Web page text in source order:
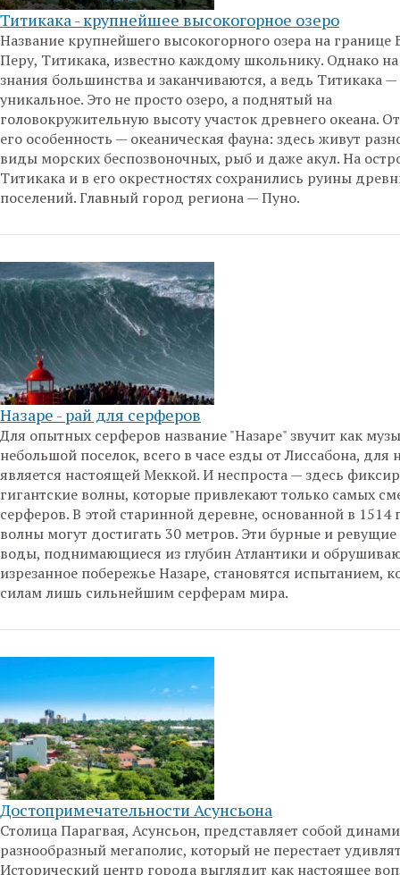
Титикака - крупнейшее высокогорное озеро
Название крупнейшего высокогорного озера на границе
Перу, Титикака, известно каждому школьнику. Однако
знания большинства и заканчиваются, а ведь Титикака —
уникальное. Это не просто озеро, а поднятый на
головокружительную высоту участок древнего океана.
его особенность — океаническая фауна: здесь живут
виды морских беспозвоночных, рыб и даже акул. На
Титикака и в его окрестностях сохранились руины
поселений. Главный город региона — Пуно.
Назаре - рай для серферов
Для опытных серферов название "Назаре" звучит как
небольшой поселок, всего в часе езды от Лиссабона, для
является настоящей Меккой. И неспроста — здесь
гигантские волны, которые привлекают только самых
серферов. В этой старинной деревне, основанной в 1514
волны могут достигать 30 метров. Эти бурные и
воды, поднимающиеся из глубин Атлантики и
изрезанное побережье Назаре, становятся испытанием,
силам лишь сильнейшим серферам мира.
Достопримечательности Асунсьона
Столица Парагвая, Асунсьон, представляет собой
разнообразный мегаполис, который не перестает
Исторический центр города выглядит как настоящее